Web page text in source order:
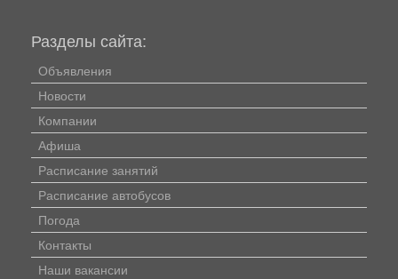
Разделы сайта:
Объявления
Новости
Компании
Афиша
Расписание занятий
Расписание автобусов
Погода
Контакты
Наши вакансии